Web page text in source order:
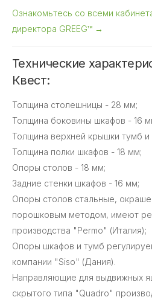
Ознакомьтесь со всеми
директора GREEG™ →
Технические
Квест:
Толщина столешницы - 28 мм;
Толщина боковины шкафов - 16
Толщина верхней крышки тумб
Толщина полки шкафов - 18 мм;
Опоры столов - 18 мм;
Задние стенки шкафов - 16 мм;
Опоры столов стальные,
порошковым методом, имеют
производства "Permo" (Италия);
Опоры шкафов и тумб
компании "Siso" (Дания).
Направляющие для выдвижных
скрытого типа "Quadro"